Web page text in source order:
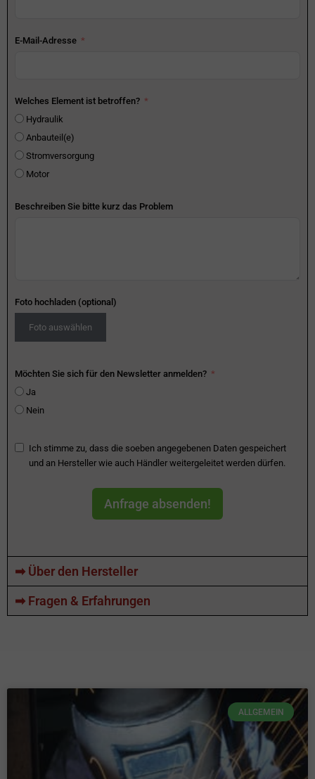
E-Mail-Adresse
Welches Element ist betroffen?
Hydraulik
Anbauteil(e)
Stromversorgung
Motor
Beschreiben Sie bitte kurz das Problem
Foto hochladen (optional)
Foto auswählen
Möchten Sie sich für den Newsletter anmelden?
Ja
Nein
Ich stimme zu, dass die soeben angegebenen Daten gespeichert
und an Hersteller wie auch Händler weitergeleitet werden dürfen.
Anfrage absenden!
➡ Über den Hersteller
➡ Fragen & Erfahrungen
ALLGEMEIN